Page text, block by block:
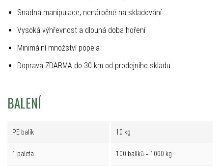
Snadná manipulace, nenáročné na skladování
Vysoká výhřevnost a dlouhá doba hoření
Minimální množství popela
Doprava ZDARMA do 30 km od prodejního skladu
BALENÍ
PE balík 10 kg
1 paleta 100 balíků = 1000 kg